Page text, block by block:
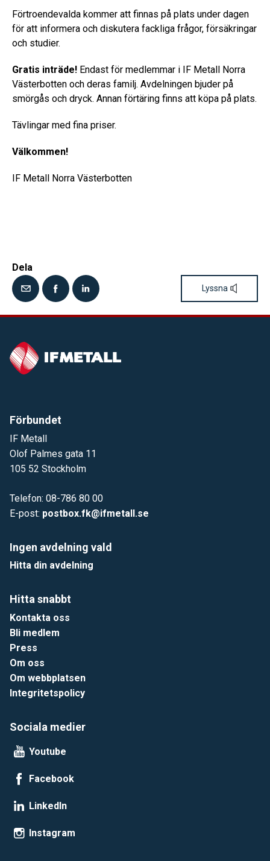
Förtroendevalda kommer att finnas på plats under dagen
för att informera och diskutera fackliga frågor, försäkringar
och studier.
Gratis inträde! Endast för medlemmar i IF Metall Norra
Västerbotten och deras familj. Avdelningen bjuder på
smörgås och dryck. Annan förtäring finns att köpa på plats.
Tävlingar med fina priser.
Välkommen!
IF Metall Norra Västerbotten
Dela
Lyssna
Förbundet
IF Metall
Olof Palmes gata 11
105 52 Stockholm
Telefon: 08-786 80 00
E-post: postbox.fk@ifmetall.se
Ingen avdelning vald
Hitta din avdelning
Hitta snabbt
Kontakta oss
Bli medlem
Press
Om oss
Om webbplatsen
Integritetspolicy
Sociala medier
Youtube
Facebook
LinkedIn
Instagram